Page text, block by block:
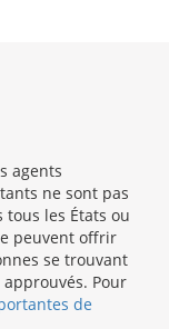
agents
ne sont pas
les États ou
peuvent offrir
se trouvant
Pour
de